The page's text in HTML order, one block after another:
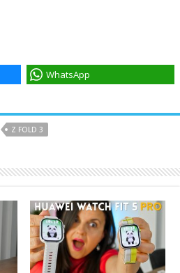
WhatsApp
Z FOLD 3